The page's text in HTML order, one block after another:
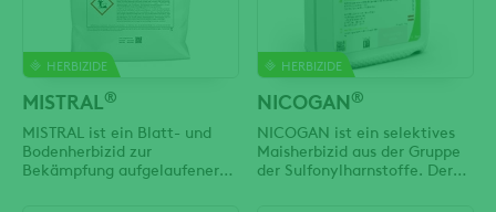
HERBIZIDE
MISTRAL®
MISTRAL ist ein Blatt- und
Bodenherbizid zur
Bekämpfung aufgelaufener
HERBIZIDE
NICOGAN®
NICOGAN ist ein selektives
Maisherbizid aus der Gruppe
der Sulfonylharnstoffe. Der